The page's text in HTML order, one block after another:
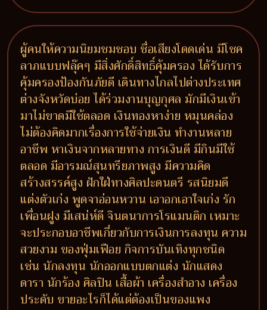
ผู้คนให้ความนิยมชมชอบ ชื่อเสียงโดดเด่น มีโชค
ลาภแบบฟลุ๊คๆ มีสิ่งศักดิ์สิทธิ์คุ้มครอง ได้รับการ
คุ้มครองป้องกันภัยดี เดินทางไกลไปต่างประเทศ
ต่างจังหวัดบ่อย ได้ร่วมงานบุญกุศล มักมีเงินเข้า
มาไม่ขาดมีใช้ตลอด เงินทองหาง่าย หมุนคล่อง
ไม่ต้องคิดมากเรื่องการใช้จ่ายเงิน ทำงานหลาย
อาชีพ หาเงินจากหลายทาง การเงินดี มีกินมีใช้
ตลอด มีอารมณ์สุนทรียภาพสูง มีความคิด
สร้างสรรค์สูง ฝักใฝ่ทางศิลปะดนตรี รสนิยมดี
แต่งตัวเก่ง พูดจาอ่อนหวาน เอาอกเอาใจเก่ง รัก
เพื่อนฝูง มีเสน่ห์ดี จินตนาการโรแมนติก เหมาะ
จะประกอบอาชีพเกี่ยวกับการเงินการลงทุน ความ
สวยงาม ของฟุ่มเฟือย กิจการบันเทิงทุกชนิด
เช่น นักลงทุน นักออกแบบตกแต่ง นักแสดง
ดารา นักร้อง ศิลปิน เสื้อผ้า เครื่องสำอาง เครื่อง
ประดับ ขายอะไรก็ได้แต่ต้องเป็นของแพง